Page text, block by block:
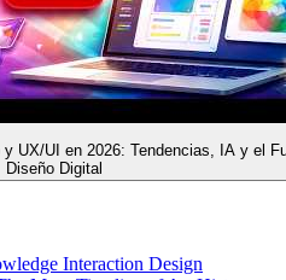
UX/UI en 2026: Tendencias, IA y el
Diseño Digital
Interaction Design